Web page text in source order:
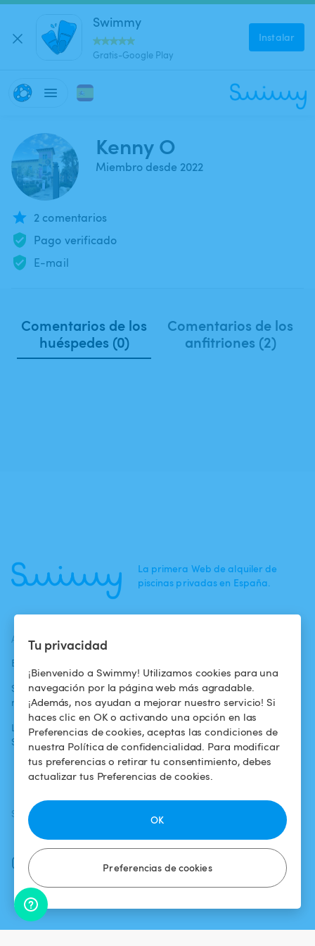
Tu privacidad
¡Bienvenido a Swimmy! Utilizamos cookies para una
navegación por la página web más agradable.
¡Además, nos ayudan a mejorar nuestro servicio! Si
haces clic en OK o activando una opción en las
Preferencias de cookies, aceptas las condiciones de
nuestra Política de confidencialidad. Para modificar
tus preferencias o retirar tu consentimiento, debes
actualizar tus Preferencias de cookies.
Preferencias de cookies
OK
Swimmy
Gratis-Google Play
Instalar
Kenny O
Miembro desde 2022
2 comentarios
Pago verificado
E-mail
Comentarios de los
huéspedes (0)
Comentarios de los
anfitriones (2)
La primera Web de alquiler de
piscinas privadas en España.
ACTUALIDADES
Blog
Swimmy en los
medios
La aventura
Swimmy
Para los
propietarios
Alquilar mi
piscina
¿Cómo funciona?
Condiciones de
uso
Política de
confidencialidad
Aviso legal
SÍGUENOS
Facebook
Instagram